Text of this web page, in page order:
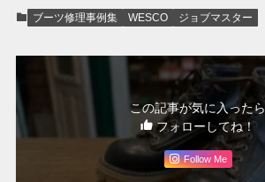
ブーツ修理事例集 WESCO ジョブマスター
この記事が気に入ったら
フォローしてね！
Follow Me